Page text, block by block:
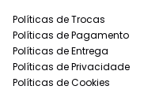
Políticas de Trocas
Políticas de Pagamento
Políticas de Entrega
Políticas de Privacidade
Políticas de Cookies